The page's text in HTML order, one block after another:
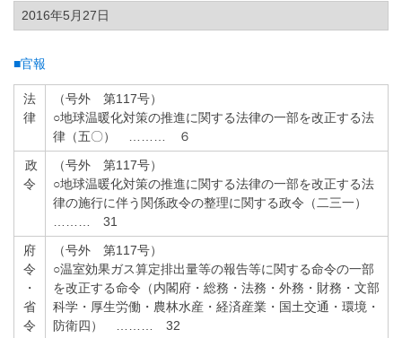
2016年5月27日
■官報
法
律
（号外 第117号）
○地球温暖化対策の推進に関する法律の一部を改正する法
律（五〇） ……… ６
政
令
（号外 第117号）
○地球温暖化対策の推進に関する法律の一部を改正する法
律の施行に伴う関係政令の整理に関する政令（二三一）
……… 31
府
令
・
省
令
（号外 第117号）
○温室効果ガス算定排出量等の報告等に関する命令の一部
を改正する命令（内閣府・総務・法務・外務・財務・文部
科学・厚生労働・農林水産・経済産業・国土交通・環境・
防衛四） ……… 32